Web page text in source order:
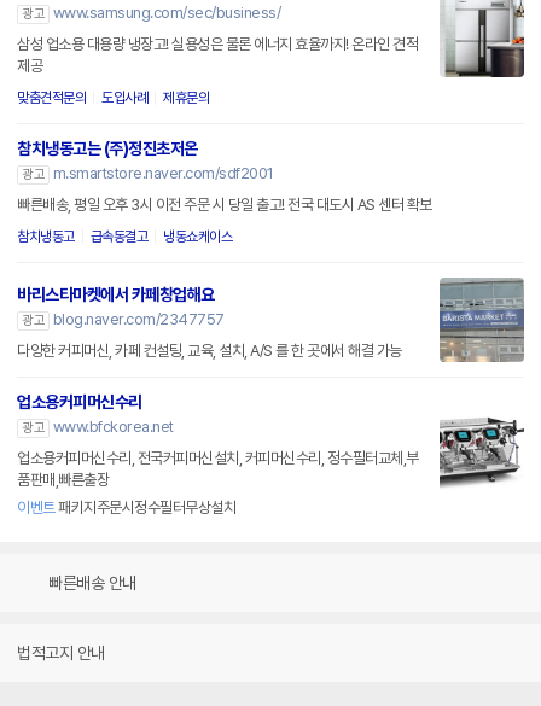
광고 www.samsung.com/sec/business/
삼성 업소용 대용량 냉장고! 실용성은 물론 에너지 효율까지! 온라인 견적
제공
맞춤견적문의 도입사례 제휴문의
참치냉동고는 (주)정진초저온
광고
m.smartstore.naver.com/sdf2001
빠른배송, 평일 오후 3시 이전 주문 시 당일 출고! 전국 대도시 AS 센터 확보
참치냉동고 급속동결고 냉동쇼케이스
바리스타마켓에서 카페창업해요
광고
blog.naver.com/2347757
다양한 커피머신, 카페 컨설팅, 교육, 설치, A/S 를 한 곳에서 해결 가능
업소용커피머신수리
광고 www.bfckorea.net
업소용커피머신수리, 전국커피머신설치, 커피머신수리, 정수필터교체,부
품판매,빠른출장
이벤트패키지주문시정수필터무상설치
빠른배송 안내
법적고지 안내